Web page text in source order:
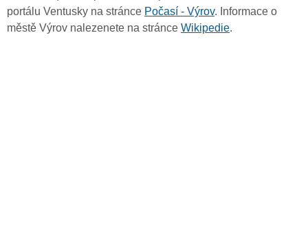
portálu Ventusky na stránce Počasí - Výrov. Informace o
městě Výrov nalezenete na stránce Wikipedie.